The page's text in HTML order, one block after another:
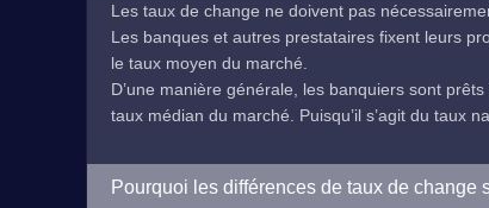
Les taux de change ne doivent pas
Les banques et autres prestataires fixent leurs
le taux moyen du marché.
D’une manière générale, les banquiers sont
taux médian du marché. Puisqu’il s’agit du taux
Pourquoi les différences de taux de change